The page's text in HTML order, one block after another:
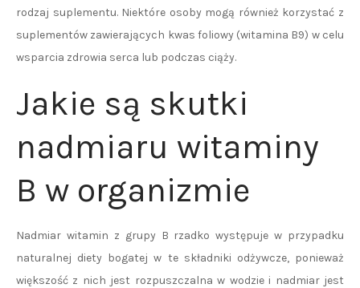
rodzaj suplementu. Niektóre osoby mogą również korzystać z
suplementów zawierających kwas foliowy (witamina B9) w celu
wsparcia zdrowia serca lub podczas ciąży.
Jakie są skutki
nadmiaru witaminy
B w organizmie
Nadmiar witamin z grupy B rzadko występuje w przypadku
naturalnej diety bogatej w te składniki odżywcze, ponieważ
większość z nich jest rozpuszczalna w wodzie i nadmiar jest